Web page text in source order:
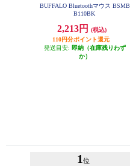
BUFFALO Bluetoothマウス BSMB
B110BK
2,213円
(税込)
110円分ポイント還元
発送目安: 即納（在庫残りわず
か）
1 位